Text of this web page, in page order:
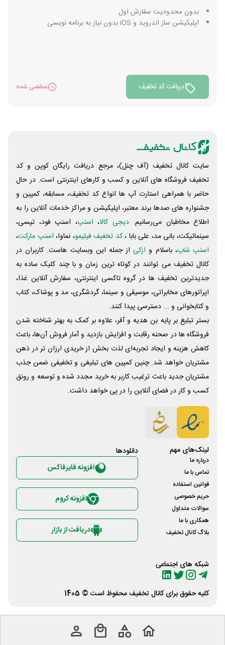
بدون محدودیت سفارش اول
اپلیکیشن ساز اندروید و iOS بدون نیاز به برنامه نویسی
دریافت کد تخفیف منقضی شده
سایت کانال تخفیف (آف چنل)، مرجع دریافت رایگان کوپن و کد
تخفیف فروشگاه های آنلاین و کسب و‌ کارهای اینترنتی است. در حال
حاضر با همراهی استارت آپ ها انواع کد تخفیف، مسابقه، کمپین و
جشنواره های صدها برند معتبر، اپلیکیشن و مراکز خدمات آنلاین را به
اطلاع مخاطبان می‌رسانیم. دیجی کالا، اسنپ، اسنپ فود، تپسی،
سینماتیکت، بانی مد، علی‌ بابا ،کد تخفیف فیلیمو، نماوا، اسنپ مارکت،
اسنپ شاپ، باسلام و ازکی از جمله این وبسایت ‌هاست. کاربران در
کانال تخفیف می توانند در کوتاه ترین زمان و با چند کلیک ساده به
جدیدترین تخفیف ها در گروه تاکسی اینترنتی، سفارش آنلاین غذا،
اپراتورهای مخابراتی، موسیقی و سینما، گردشگری، مد و پوشاک، کتاب
و کتابخوانی و ... دسترسی پیدا کنند.
بستر تبلیغ بر پایه بن هدیه و آفر، علاوه بر کمک به بهتر شناخته شدن
فروشگاه ها در صحنه رقابت و افزایش بازدید و آمار فروش آن‌ها، باعث
کاهش هزینه و ایجاد تجربه‌ای لذت بخش از خریدی ارزان تر در ذهن
مشتریان خواهد شد. چنین کمپین های تبلیغی و تخفیفی ضمن جذب
مشتریان جدید باعث ترغیب کاربر به خرید مجدد شده و توسعه و رونق
کسب و کار در فضای آنلاین را در پی خواهد داشت.
لینک‌های مهم
درباره ما
تماس با ما
قوانین استفاده
حریم خصوصی
سوالات متداول
همکاری با ما
بلاگ کانال تخفیف
شبکه های اجتماعی
دانلود‌ها
افزونه فایرفاکس
افزونه کروم
دریافت از بازار
کلیه حقوق برای کانال تخفیفمحفوظ است © 1405